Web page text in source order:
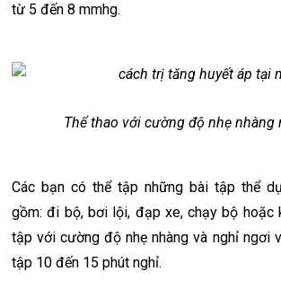
từ 5 đến 8 mmhg.
Thể thao với cường độ nhẹ nhàng
Các bạn có thể tập những bài tập thể
gồm: đi bộ, bơi lội, đạp xe, chạy bộ hoặc
tập với cường độ nhẹ nhàng và nghỉ ngơi
tập 10 đến 15 phút nghỉ.